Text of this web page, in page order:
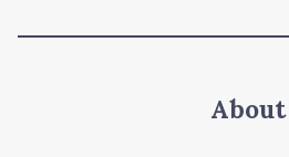
About